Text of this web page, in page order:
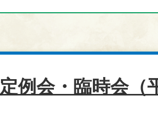
定例会・臨時会（